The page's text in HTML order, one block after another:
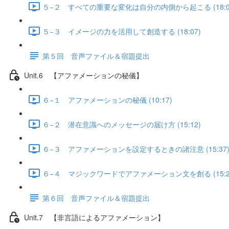
５−２ すべての重要な変化は自分の内側から起こる
５−３ イメージの力を活用して創造する (18:07)
第５回 音声ファイル＆宿題提出
Unit.6 【アファメーションの秘儀】
６−１ アファメーションの秘儀 (10:17)
６−２ 潜在意識へのメッセージの届け方 (15:12)
６−３ アファメーションを設定するときの諸注意 (15:37)
６−４ マジックワードでアファメーション文を創る
第６回 音声ファイル＆宿題提出
Unit.7 【非言語によるアファメーション】